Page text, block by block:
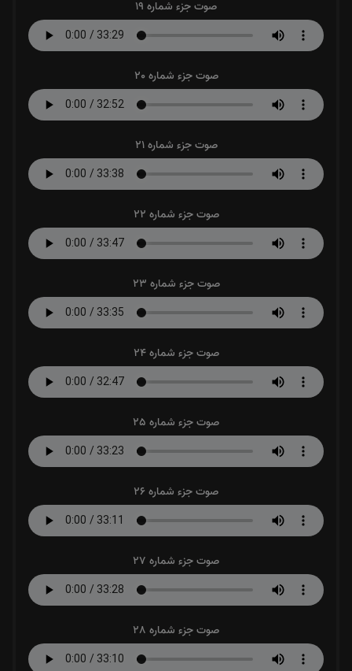
صوت جزء شماره 19
صوت جزء شماره 20
صوت جزء شماره 21
صوت جزء شماره 22
صوت جزء شماره 23
صوت جزء شماره 24
صوت جزء شماره 25
صوت جزء شماره 26
صوت جزء شماره 27
صوت جزء شماره 28